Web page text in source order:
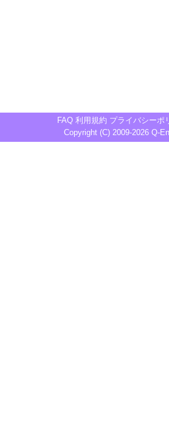
FAQ 利用規約 プライバシーポ
Copyright (C) 2009-2026 Q-